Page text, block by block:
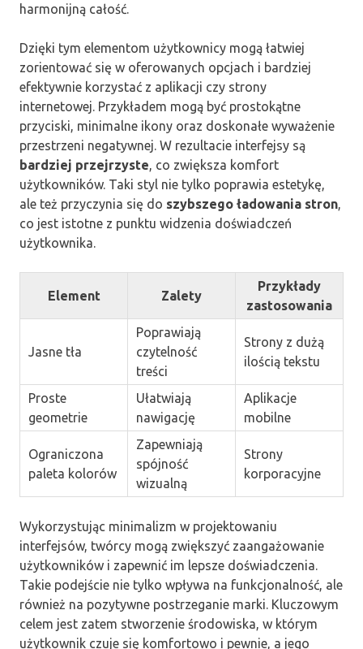
harmonijną całość.
Dzięki tym elementom użytkownicy mogą łatwiej
zorientować się w oferowanych opcjach i bardziej
efektywnie korzystać z aplikacji czy strony
internetowej. Przykładem mogą być prostokątne
przyciski, minimalne ikony oraz doskonałe wyważenie
przestrzeni negatywnej. W rezultacie interfejsy są
bardziej przejrzyste , co zwiększa komfort
użytkowników. Taki styl nie tylko poprawia estetykę,
ale też przyczynia się do szybszego ładowania stron
co jest istotne z punktu widzenia doświadczeń
użytkownika.
Element Zalety
Przykłady
zastosowania
Jasne tła
Poprawiają
czytelność
treści
Strony z dużą
ilością tekstu
Proste
geometrie
Ułatwiają
nawigację
Aplikacje
mobilne
Ograniczona
paleta kolorów
Zapewniają
spójność
wizualną
Strony
korporacyjne
Wykorzystując minimalizm w projektowaniu
interfejsów, twórcy mogą zwiększyć zaangażowanie
użytkowników i zapewnić im lepsze doświadczenia.
Takie podejście nie tylko wpływa na funkcjonalność, ale
również na pozytywne postrzeganie marki. Kluczowym
celem jest zatem stworzenie środowiska, w którym
użytkownik czuje się komfortowo i pewnie, a jego